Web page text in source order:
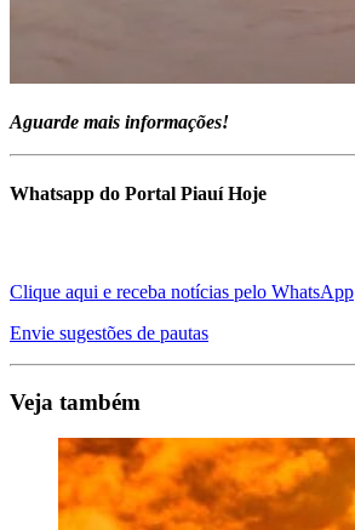
Aguarde mais informações!
Whatsapp do Portal Piauí Hoje
Clique aqui e receba notícias pelo WhatsApp
Envie sugestões de pautas
Veja também